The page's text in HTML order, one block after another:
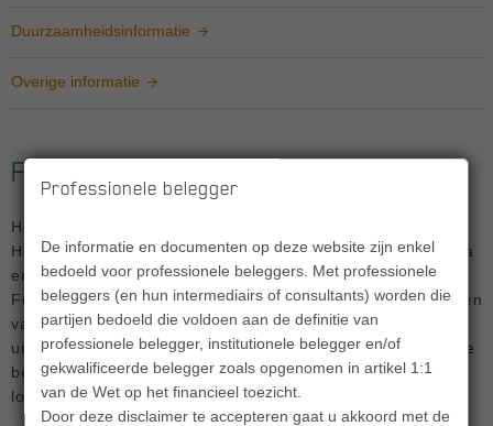
Professionele belegger
De informatie en documenten op deze website zijn enkel
bedoeld voor professionele beleggers. Met professionele
beleggers (en hun intermediairs of consultants) worden die
partijen bedoeld die voldoen aan de definitie van
professionele belegger, institutionele belegger en/of
gekwalificeerde belegger zoals opgenomen in artikel 1:1
van de Wet op het financieel toezicht.
Door deze disclaimer te accepteren gaat u akkoord met de
Duurzaamheidsinformatie
Overige informatie
Fondsfeiten
Het Fonds richt zich op vermogensgroei op de lange termijn.
Het Fonds streeft een optimaal rendement- en risicoprofiel na
en promoot ook sociale en/of ecologische kenmerken. Het
Fonds belegt indirect in een gediversifieerde mix van aandelen
van uitgevende instellingen wereldwijd, aandelen van
uitgevende instellingen in opkomende markten, hoogrentende
bedrijfsobligaties, staatsobligaties van opkomende landen in
lokale valuta en beursgenoteerd vastgoed.